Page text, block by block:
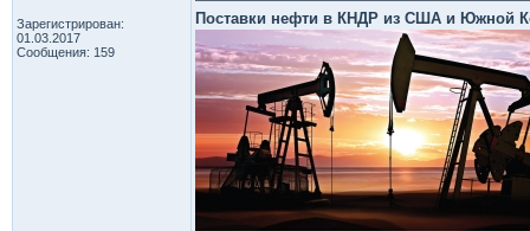
Зарегистрирован:
01.03.2017
Сообщения: 159
Поставки нефти в КНДР из США и Южной